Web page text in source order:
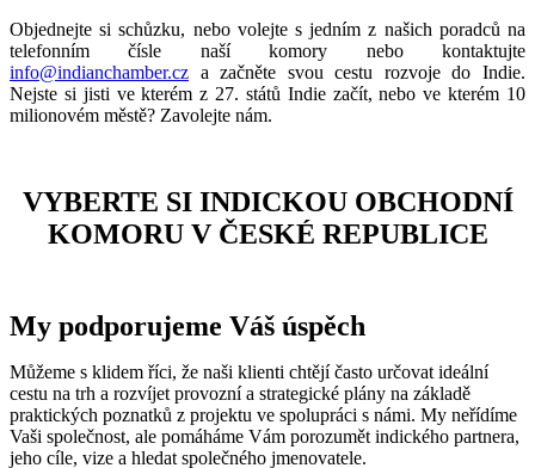
Objednejte si schůzku, nebo volejte s jedním z našich poradců na
telefonním čísle naší komory nebo kontaktujte
info@indianchamber.cz a začněte svou cestu rozvoje do Indie.
Nejste si jisti ve kterém z 27. států Indie začít, nebo ve kterém 10
milionovém městě? Zavolejte nám.
VYBERTE SI INDICKOU OBCHODNÍ
KOMORU V ČESKÉ REPUBLICE
My podporujeme Váš úspěch
Můžeme s klidem říci, že naši klienti chtějí často určovat ideální
cestu na trh a rozvíjet provozní a strategické plány na základě
praktických poznatků z projektu ve spolupráci s námi. My neřídíme
Vaši společnost, ale pomáháme Vám porozumět indického partnera,
jeho cíle, vize a hledat společného jmenovatele.